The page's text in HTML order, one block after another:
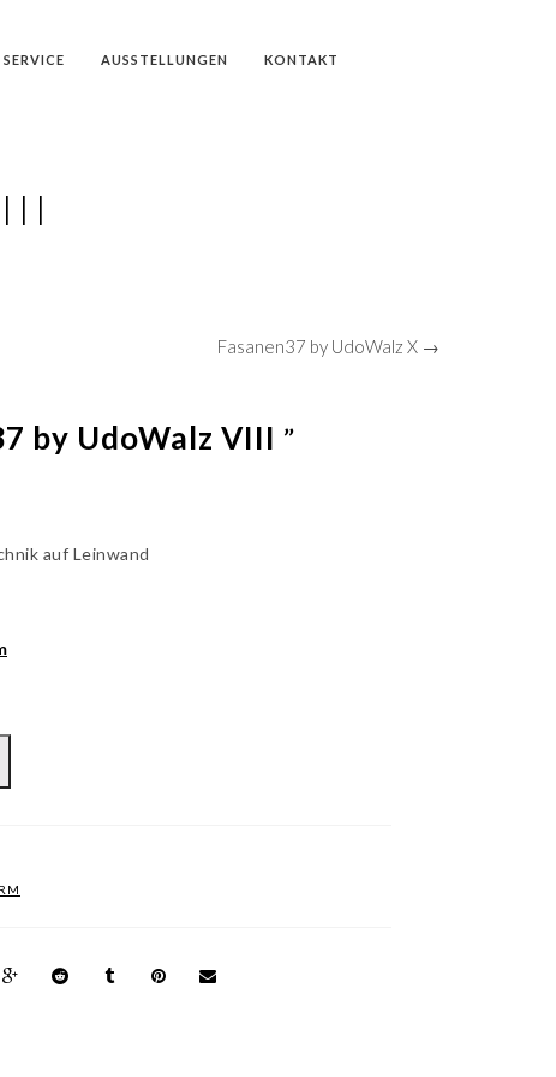
SERVICE AUSSTELLUNGEN KONTAKT
Fasanen37 by UdoWalz X →
by UdoWalz VIII ”
auf Leinwand